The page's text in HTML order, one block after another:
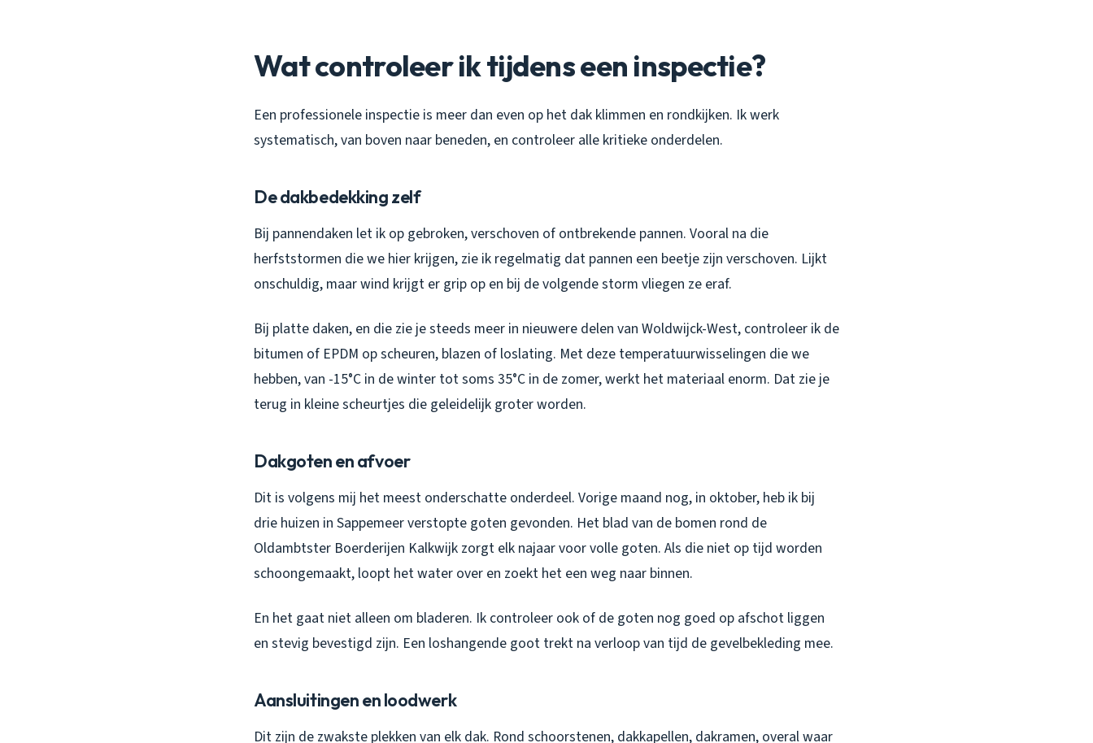
Wat controleer ik tijdens een inspectie?
Een professionele inspectie is meer dan even op het dak klimmen en rondkijken. Ik werk
systematisch, van boven naar beneden, en controleer alle kritieke onderdelen.
De dakbedekking zelf
Bij pannendaken let ik op gebroken, verschoven of ontbrekende pannen. Vooral na die
herfststormen die we hier krijgen, zie ik regelmatig dat pannen een beetje zijn verschoven. Lijkt
onschuldig, maar wind krijgt er grip op en bij de volgende storm vliegen ze eraf.
Bij platte daken, en die zie je steeds meer in nieuwere delen van Woldwijck-West, controleer ik de
bitumen of EPDM op scheuren, blazen of loslating. Met deze temperatuurwisselingen die we
hebben, van -15°C in de winter tot soms 35°C in de zomer, werkt het materiaal enorm. Dat zie je
terug in kleine scheurtjes die geleidelijk groter worden.
Dakgoten en afvoer
Dit is volgens mij het meest onderschatte onderdeel. Vorige maand nog, in oktober, heb ik bij
drie huizen in Sappemeer verstopte goten gevonden. Het blad van de bomen rond de
Oldambtster Boerderijen Kalkwijk zorgt elk najaar voor volle goten. Als die niet op tijd worden
schoongemaakt, loopt het water over en zoekt het een weg naar binnen.
En het gaat niet alleen om bladeren. Ik controleer ook of de goten nog goed op afschot liggen
en stevig bevestigd zijn. Een loshangende goot trekt na verloop van tijd de gevelbekleding mee.
Aansluitingen en loodwerk
Dit zijn de zwakste plekken van elk dak. Rond schoorstenen, dakkapellen, dakramen, overal waar